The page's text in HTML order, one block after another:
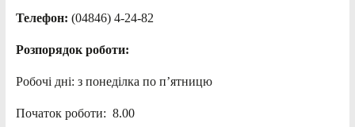
Телефон: (04846) 4-24-82
Розпорядок роботи:
Робочі дні: з понеділка по п’ятницю
Початок роботи: 8.00